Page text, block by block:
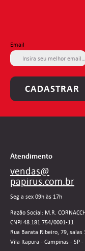
Email
CADASTRAR
Atendimento
vendas@
papirus.com.br
Seg a sex 09h às 17h
Razão Social: M.R.
CNPJ 48.181.754/0001-11
Rua Barata Ribeiro, 79, salas
Vila Itapura - Campinas - SP -